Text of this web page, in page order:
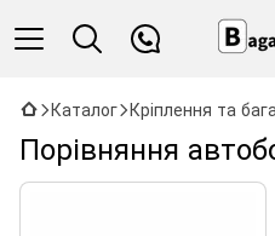
Каталог Кріплення та
Порівняння